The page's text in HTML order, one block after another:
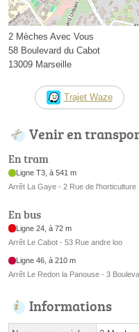
2 Mèches Avec Vous
58 Boulevard du Cabot
13009 Marseille
Trajet Waze
Venir en
En tram
Ligne T3, à 541 m
Arrêt La Gaye - 2 Rue de l'horticulture
En bus
Ligne 24, à 72 m
Arrêt Le Cabot - 53 Rue andre loo
Ligne 46, à 210 m
Arrêt Le Redon la Panouse - 3
Informations